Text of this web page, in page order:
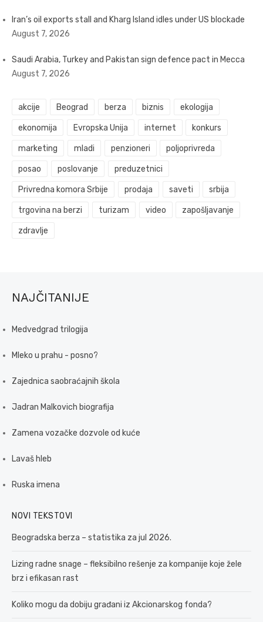
Iran’s oil exports stall and Kharg Island idles under US blockade
August 7, 2026
Saudi Arabia, Turkey and Pakistan sign defence pact in Mecca
August 7, 2026
akcije Beograd berza biznis ekologija
ekonomija Evropska Unija internet konkurs
marketing mladi penzioneri poljoprivreda
posao poslovanje preduzetnici
Privredna komora Srbije prodaja saveti srbija
trgovina na berzi turizam video zapošljavanje
zdravlje
NAJČITANIJE
Medvedgrad trilogija
Mleko u prahu - posno?
Zajednica saobraćajnih škola
Jadran Malkovich biografija
Zamena vozačke dozvole od kuće
Lavaš hleb
Ruska imena
NOVI TEKSTOVI
Beogradska berza – statistika za jul 2026.
Lizing radne snage – fleksibilno rešenje za kompanije koje žele
brz i efikasan rast
Koliko mogu da dobiju građani iz Akcionarskog fonda?